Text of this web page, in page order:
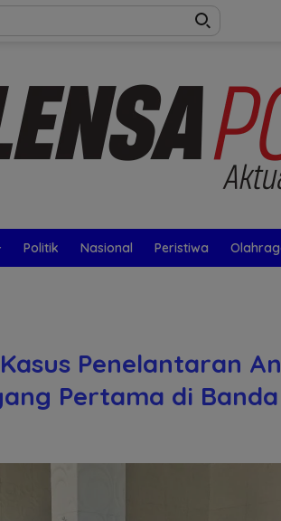
Politik Nasional Peristiwa
Penelantaran
Pertama di